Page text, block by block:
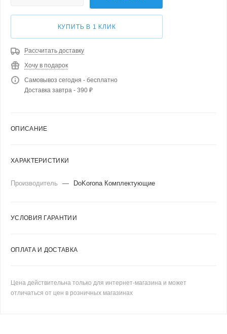
КУПИТЬ В 1 КЛИК
Рассчитать доставку
Хочу в подарок
Самовывоз сегодня - бесплатно
Доставка завтра - 390 ₽
ОПИСАНИЕ
ХАРАКТЕРИСТИКИ
Производитель — DoKorona Комплектующие
УСЛОВИЯ ГАРАНТИИ
ОПЛАТА И ДОСТАВКА
Цена действительна только для интернет-магазина и может
отличаться от цен в розничных магазинах